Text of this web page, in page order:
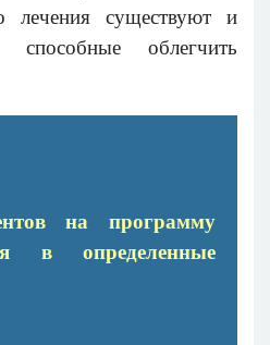
лечения существуют и
способные облегчить
напрограмму
в определенные